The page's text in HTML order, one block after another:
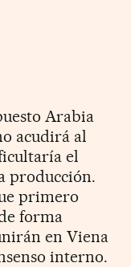
Arabia
acudirá al
el
producción.
primero
forma
en Viena
interno.